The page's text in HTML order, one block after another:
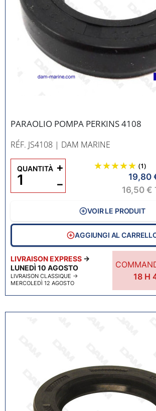
PARAOLIO POMPA PERKINS 4108
RÉF. JS4108 | DAM MARINE
LIVRAISON EXPRESS →
LUNEDÌ 10 AGOSTO
LIVRAISON CLASSIQUE →
MERCOLEDÌ 12 AGOSTO
18 H
(1)
19,80
16,50 €
QUANTITÀ
−
+
VOIR LE PRODUIT
AGGIUNGI AL